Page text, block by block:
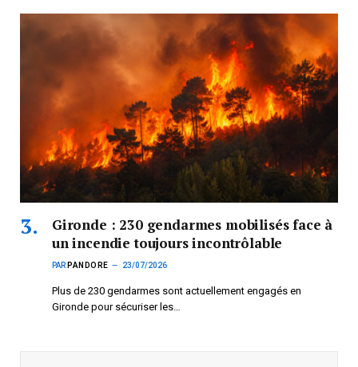
Gironde : 230 gendarmes mobilisés face à
un incendie toujours incontrôlable
PAR PANDORE 23/07/2026
Plus de 230 gendarmes sont actuellement engagés en
Gironde pour sécuriser les…